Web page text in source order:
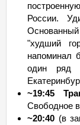
России.
Основанный
"худший
напоминал
один ряд
~19:45
Свободное
~20:40 (в